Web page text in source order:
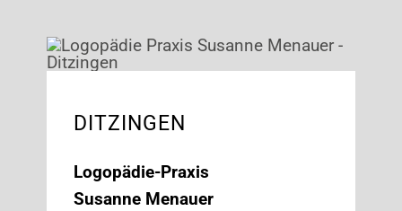
DITZINGEN
Logopädie-Praxis
Susanne Menauer